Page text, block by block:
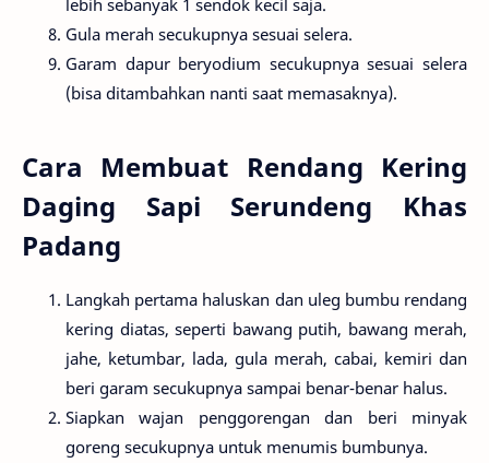
Gula merah secukupnya sesuai selera.
Garam dapur beryodium secukupnya sesuai selera
(bisa ditambahkan nanti saat memasaknya).
Cara Membuat Rendang Kering
Daging Sapi Serundeng Khas
Padang
Langkah pertama haluskan dan uleg bumbu rendang
kering diatas, seperti bawang putih, bawang merah,
jahe, ketumbar, lada, gula merah, cabai, kemiri dan
beri garam secukupnya sampai benar-benar halus.
Siapkan wajan penggorengan dan beri minyak
goreng secukupnya untuk menumis bumbunya.